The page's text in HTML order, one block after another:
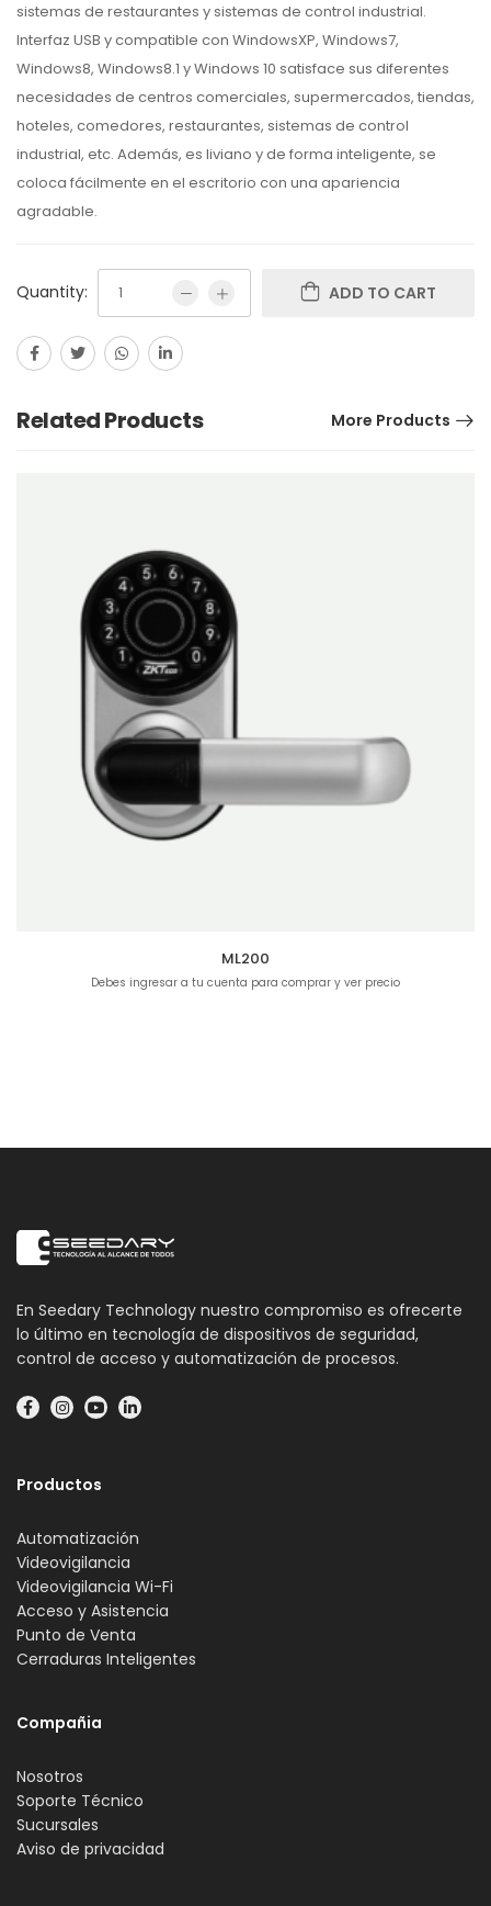
sistemas de restaurantes y sistemas de control industrial.
Interfaz USB y compatible con WindowsXP, Windows7,
Windows8, Windows8.1 y Windows 10 satisface sus diferentes
necesidades de centros comerciales, supermercados, tiendas,
hoteles, comedores, restaurantes, sistemas de control
industrial, etc. Además, es liviano y de forma inteligente, se
coloca fácilmente en el escritorio con una apariencia
agradable.
Quantity: ADD TO CART
Related Products More Products
ML200
Debes ingresar a tu cuenta para comprar y ver precio
En Seedary Technology nuestro compromiso es ofrecerte
lo último en tecnología de dispositivos de seguridad,
control de acceso y automatización de procesos.
Productos
Automatización
Videovigilancia
Videovigilancia Wi-Fi
Acceso y Asistencia
Punto de Venta
Cerraduras Inteligentes
Compañia
Nosotros
Soporte Técnico
Sucursales
Aviso de privacidad